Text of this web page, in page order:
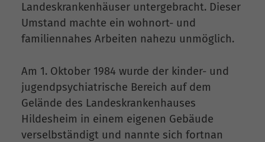
Landeskrankenhäuser untergebracht. Dieser
Umstand machte ein wohnort- und
familiennahes Arbeiten nahezu unmöglich.
Am 1. Oktober 1984 wurde der kinder- und
jugendpsychiatrische Bereich auf dem
Gelände des Landeskrankenhauses
Hildesheim in einem eigenen Gebäude
verselbständigt und nannte sich fortnan